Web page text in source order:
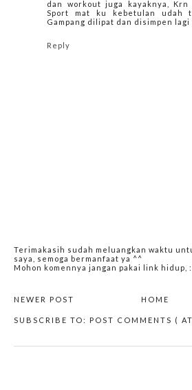
dan workout juga kayaknya,
Sport mat ku kebetulan udah
Gampang dilipat dan disimpen lagi
Reply
Terimakasih sudah meluangkan waktu
saya, semoga bermanfaat ya ^^
Mohon komennya jangan pakai link hidup,
NEWER POST HOME
SUBSCRIBE TO: POST COMMENTS (